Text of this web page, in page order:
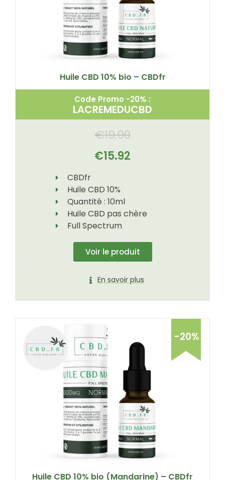
Huile CBD 10% bio – CBDfr
Code Promo -20% :
LACREMEDUCBD
€19.90
€15.92
CBDfr
Huile CBD 10%
Quantité : 10ml
Huile CBD pas chère
Full Spectrum
Voir le produit
En savoir plus
-20%
Huile CBD 10% bio (Mandarine) – CBDfr